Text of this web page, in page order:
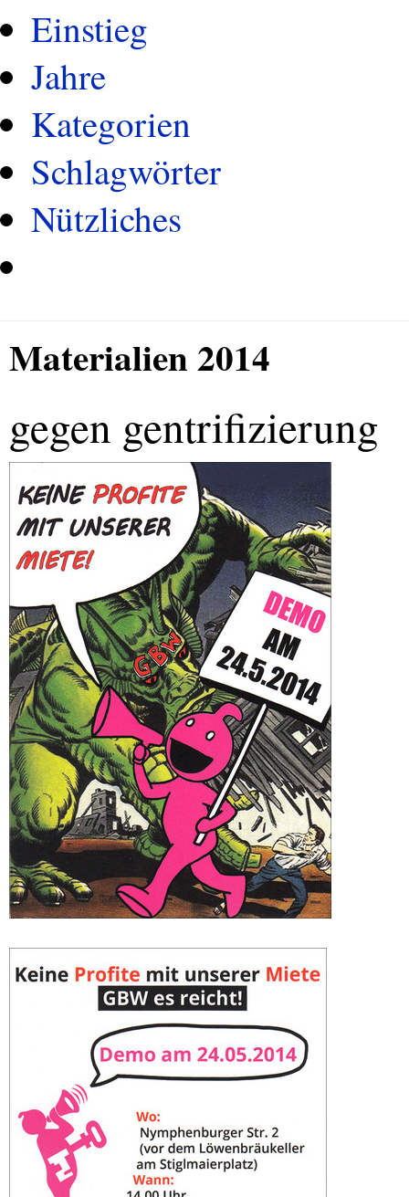
Einstieg
Jahre
Kategorien
Schlagwörter
Nützliches
Materialien 2014
gegen gentrifizierung